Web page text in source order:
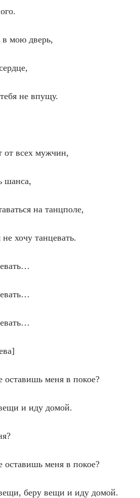
в мою дверь,
не впущу.
всех мужчин,
шанса,
на танцполе,
хочу танцевать.
меня в покое?
и иду домой.
меня в покое?
беру вещи и иду домой.